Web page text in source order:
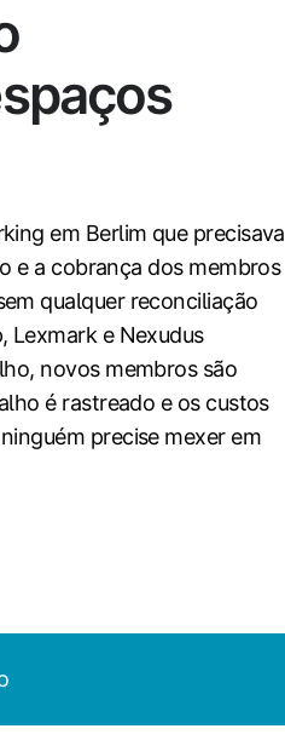
em Berlim que precisava
e a cobrança dos membros
qualquer reconciliação
Lexmark e Nexudus
novos membros são
é rastreado e os custos
precise mexer em